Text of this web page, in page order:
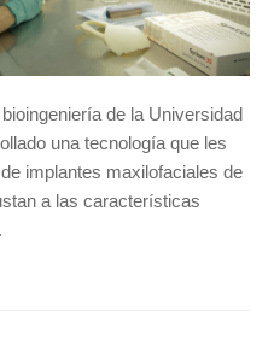
de la Universidad
una tecnología que les
implantes maxilofaciales de
a las características